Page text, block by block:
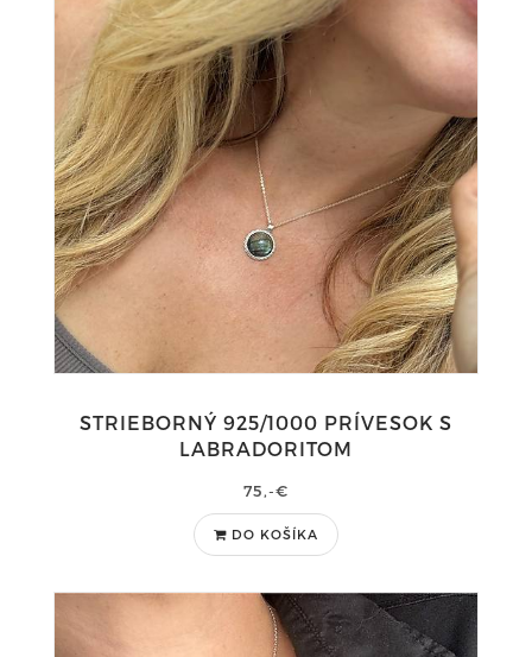
STRIEBORNÝ 925/1000 PRÍVESOK S
LABRADORITOM
75,-€
DO KOŠÍKA